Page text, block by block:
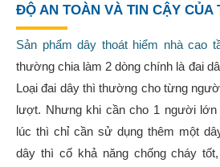
ĐỘ AN TOÀN VÀ TIN CẬY CỦA
Sản phẩm dây thoát hiểm nhà cao
thường chia làm 2 dòng chính là đai
Loại đai dây thì thường cho từng
lượt. Nhưng khi cần cho 1 người
lúc thì chỉ cần sử dụng thêm một
dây thì cố khả năng chống cháy